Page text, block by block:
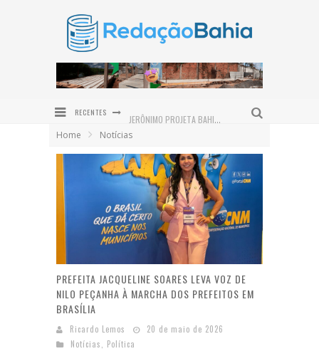
RECENTES
INSTITUTO QUINTAS FEMINISTAS CELEBRA CINCO ANOS DE ATUAÇÃO EM DEFESA DAS MULHERES NO BAIXO SUL
PREFEITURA DE VALENÇA PROMOVE GINCANA JUVENTUDE PRESENTE EM COMEMORAÇÃO AO DIA INTERNACIONAL DA JUVENTUDE
ENTRE O SERTÃO E O SONHO: ALFREDO GONÇALVES DE LIMA NETO LANÇA O ROMANCE DO OUTRO LADO DO SOL EM VALENÇA
Home Notícias
PREFEITA JACQUELINE SOARES LEVA VOZ DE
NILO PEÇANHA À MARCHA DOS PREFEITOS EM
BRASÍLIA
Ricardo Lemos
20 de maio de 2026
Notícias
Política